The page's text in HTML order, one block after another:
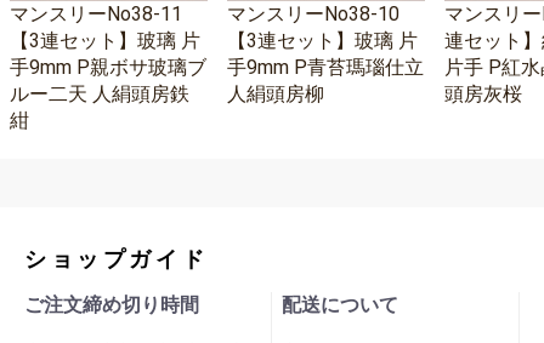
マンスリーNo38-11
【3連セット】玻璃 片
手9mm P親ボサ玻璃ブ
ルー二天 人絹頭房鉄
紺
マンスリーNo38-10
【3連セット】玻璃 片
手9mm P青苔瑪瑙仕立
人絹頭房柳
マンスリ
連セット
片手 P紅
頭房灰桜
ショップガイド
ご注文締め切り時間 配送について